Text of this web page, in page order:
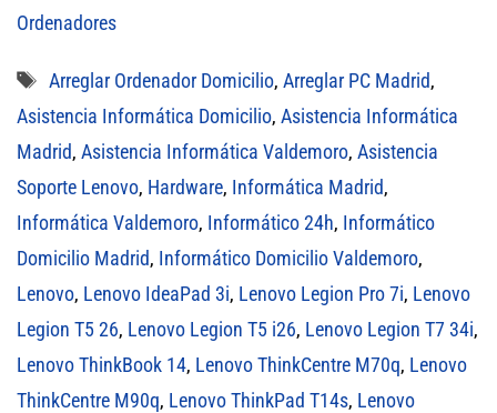
Ordenadores
Etiquetas
Arreglar Ordenador Domicilio, Arreglar PC Madrid,
Asistencia Informática Domicilio, Asistencia Informática
Madrid, Asistencia Informática Valdemoro, Asistencia
Soporte Lenovo, Hardware, Informática Madrid,
Informática Valdemoro, Informático 24h, Informático
Domicilio Madrid, Informático Domicilio Valdemoro,
Lenovo, Lenovo IdeaPad 3i, Lenovo Legion Pro 7i, Lenovo
Legion T5 26, Lenovo Legion T5 i26, Lenovo Legion T7 34i,
Lenovo ThinkBook 14, Lenovo ThinkCentre M70q, Lenovo
ThinkCentre M90q, Lenovo ThinkPad T14s, Lenovo